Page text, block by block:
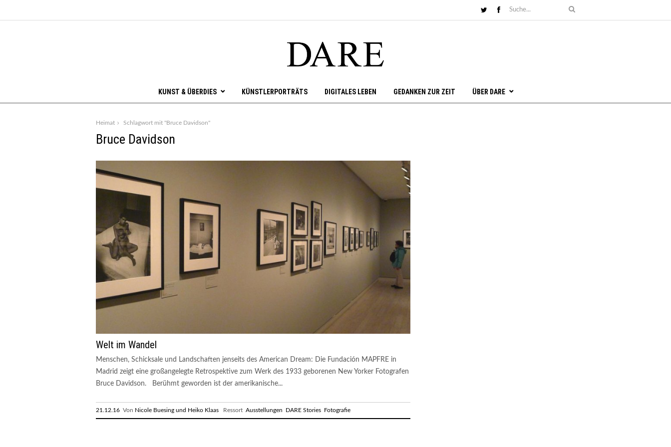
KUNST & ÜBERDIES KÜNSTLERPORTRÄTS DIGITALES LEBEN GEDANKEN ZUR ZEIT ÜBER DARE
Heimat Schlagwort mit "Bruce Davidson"
Bruce Davidson
Welt im Wandel
Menschen, Schicksale und Landschaften jenseits des American Dream: Die Fundación MAPFRE in
Madrid zeigt eine großangelegte Retrospektive zum Werk des 1933 geborenen New Yorker Fotografen
Bruce Davidson. Berühmt geworden ist der amerikanische...
21.12.16 Von Nicole Buesing und Heiko Klaas Ressort Ausstellungen DARE Stories Fotografie